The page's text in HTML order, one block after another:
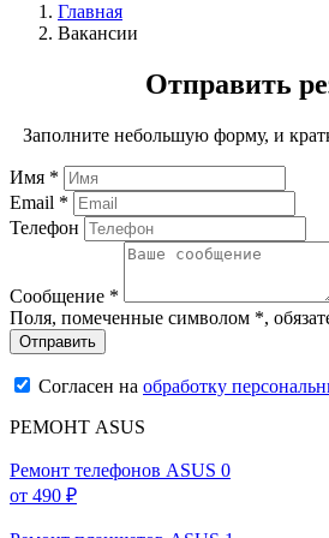
Главная
Вакансии
Отправить
Заполните небольшую форму, и
Имя *
Email *
Телефон
Сообщение *
Поля, помеченные символом *,
Согласен на обработку
РЕМОНТ ASUS
Ремонт телефонов ASUS 0
от 490 ₽